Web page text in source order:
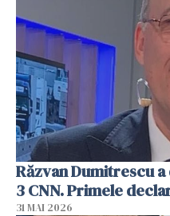
Răzvan Dumitrescu
3 CNN. Primele
31 MAI 2026